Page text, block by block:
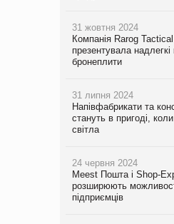
31 жовтня 2024
Компанія Rarog
презентувала надлегкі
бронеплити
31 липня 2024
Напівфабрикати та
стануть в пригоді,
світла
24 червня 2024
Meest Пошта і Shop-
розширюють
підприємців